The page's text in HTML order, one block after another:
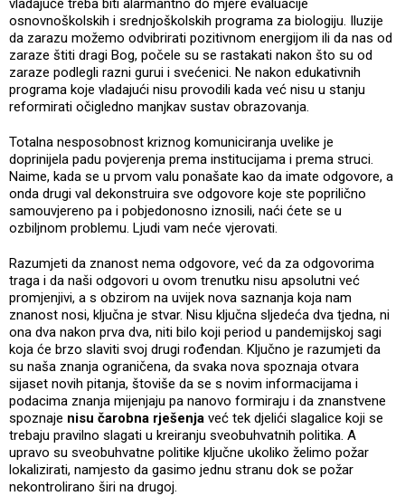
vladajuće treba biti alarmantno do mjere evaluacije
osnovnoškolskih i srednjoškolskih programa za biologiju. Iluzije
da zarazu možemo odvibrirati pozitivnom energijom ili da nas od
zaraze štiti dragi Bog, počele su se rastakati nakon što su od
zaraze podlegli razni gurui i svećenici. Ne nakon edukativnih
programa koje vladajući nisu provodili kada već nisu u stanju
reformirati očigledno manjkav sustav obrazovanja.
Totalna nesposobnost kriznog komuniciranja uvelike je
doprinijela padu povjerenja prema institucijama i prema struci.
Naime, kada se u prvom valu ponašate kao da imate odgovore, a
onda drugi val dekonstruira sve odgovore koje ste poprilično
samouvjereno pa i pobjedonosno iznosili, naći ćete se u
ozbiljnom problemu. Ljudi vam neće vjerovati.
Razumjeti da znanost nema odgovore, već da za odgovorima
traga i da naši odgovori u ovom trenutku nisu apsolutni već
promjenjivi, a s obzirom na uvijek nova saznanja koja nam
znanost nosi, ključna je stvar. Nisu ključna sljedeća dva tjedna, ni
ona dva nakon prva dva, niti bilo koji period u pandemijskoj sagi
koja će brzo slaviti svoj drugi rođendan. Ključno je razumjeti da
su naša znanja ograničena, da svaka nova spoznaja otvara
sijaset novih pitanja, štoviše da se s novim informacijama i
podacima znanja mijenjaju pa nanovo formiraju i da znanstvene
spoznaje nisu čarobna rješenja već tek djelići slagalice koji se
trebaju pravilno slagati u kreiranju sveobuhvatnih politika. A
upravo su sveobuhvatne politike ključne ukoliko želimo požar
lokalizirati, namjesto da gasimo jednu stranu dok se požar
nekontrolirano širi na drugoj.